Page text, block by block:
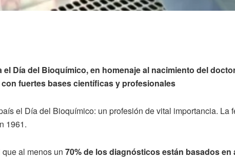
Día del Bioquímico, en homenaje al nacimiento del
fuertes bases científicas y profesionales
el Día del Bioquímico: un profesión de vital importancia. La
1961.
al menos un 70% de los diagnósticos están basados